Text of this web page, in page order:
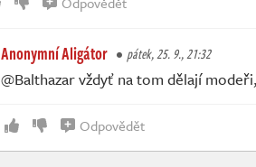
Anonymní Aligátor pátek, 25. 9., 21:32
@Balthazar vždyť na tom dělají
Odpovědět